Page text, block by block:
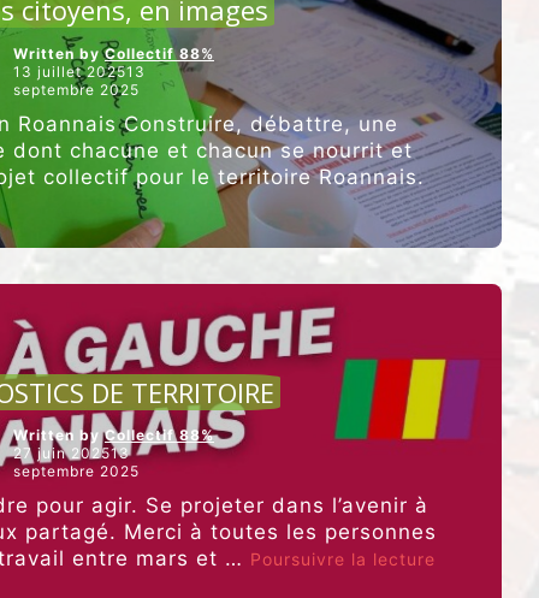
Roannais”,
des
formations
de
gauche,
une
après-
au
Transval.”
citoyens, en images
Written byCollectif 88%
13 juillet 202513
septembre 2025
Roannais Construire, débattre, une
dont chacune et chacun se nourrit et
collectif pour le territoire Roannais.
ET ALIMENTATION
DE TERRITOIRE
Written byCollectif 88%
27 juin 202513
septembre 2025
pour agir. Se projeter dans l’avenir à
partagé. Merci à toutes les personnes
entre mars et … Poursuivre la lecture